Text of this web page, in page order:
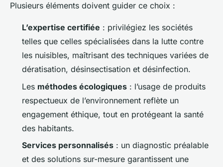
Plusieurs éléments doivent guider ce choix :
L’expertise certifiée : privilégiez les sociétés
telles que celles spécialisées dans la lutte contre
les nuisibles, maîtrisant des techniques variées de
dératisation, désinsectisation et désinfection.
Les méthodes écologiques : l’usage de produits
respectueux de l’environnement reflète un
engagement éthique, tout en protégeant la santé
des habitants.
Services personnalisés : un diagnostic préalable
et des solutions sur-mesure garantissent une